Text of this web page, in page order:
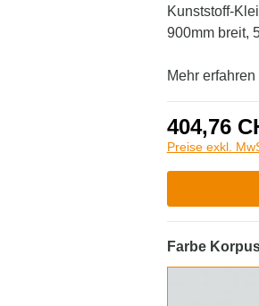
Kunststoff-
900mm breit,
Mehr erfahren
404,76
Preise exkl.
Farbe